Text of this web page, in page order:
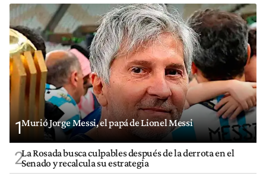
1Murió Jorge Messi, el papá de Lionel Messi
2La Rosada busca culpables después de la derrota en el
Senado y recalcula su estrategia